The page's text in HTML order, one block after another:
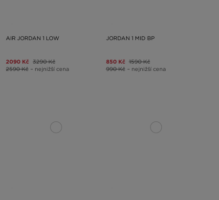
AIR JORDAN 1 LOW
2090 Kč 3290 Kč
2590 Kč – nejnižší cena
JORDAN 1 MID BP
850 Kč 1590 Kč
990 Kč – nejnižší cena